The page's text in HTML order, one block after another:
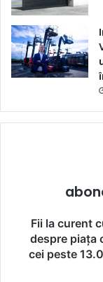
Fii la curent
despre piața
cei peste